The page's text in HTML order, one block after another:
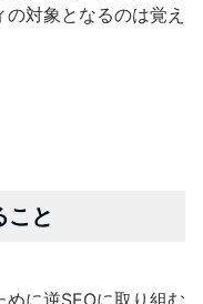
対象となるのは覚え
こと